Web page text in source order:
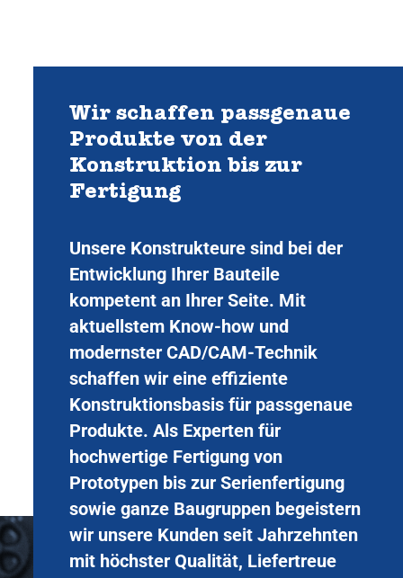
Wir schaffen passgenaue
Produkte von der
Konstruktion bis zur
Fertigung
Unsere Konstrukteure sind bei der
Entwicklung Ihrer Bauteile
kompetent an Ihrer Seite. Mit
aktuellstem Know-how und
modernster CAD/CAM-Technik
schaffen wir eine effiziente
Konstruktionsbasis für passgenaue
Produkte. Als Experten für
hochwertige Fertigung von
Prototypen bis zur Serienfertigung
sowie ganze Baugruppen begeistern
wir unsere Kunden seit Jahrzehnten
mit höchster Qualität, Liefertreue